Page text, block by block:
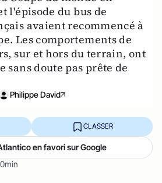
l'épisode du bus de
avaient recommencé à
Les comportements de
sur et hors du terrain, ont
sans doute pas prête de
Philippe David
CLASSER
en favori sur Google